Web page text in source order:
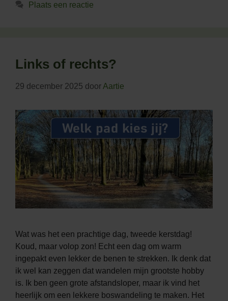
Plaats een reactie
Links of rechts?
29 december 2025 door Aartie
Wat was het een prachtige dag, tweede kerstdag!
Koud, maar volop zon! Echt een dag om warm
ingepakt even lekker de benen te strekken. Ik denk dat
ik wel kan zeggen dat wandelen mijn grootste hobby
is. Ik ben geen grote afstandsloper, maar ik vind het
heerlijk om een lekkere boswandeling te maken. Het